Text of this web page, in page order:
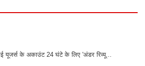
यूजर्स के अकाउंट 24 घंटे के लिए 'अंडर रिव्यू...